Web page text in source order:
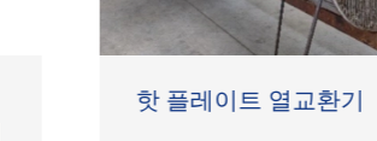
핫 플레이트 열교환기